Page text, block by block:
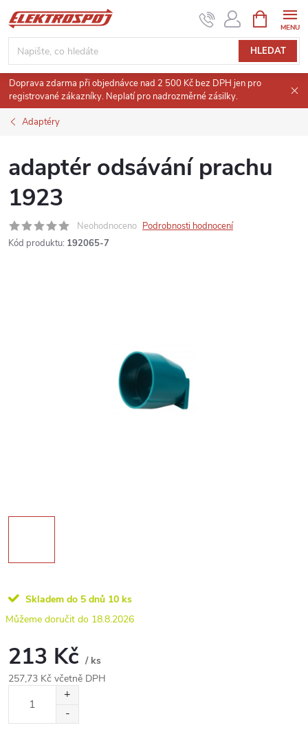
Přejít
na
obsah
HLEDAT
NÁKUPNÍ
KOŠÍK
Doprava zdarma při objednávce nad 2 500 Kč bez DPH jen pro
registrované zákazníky. Neplatí pro nadrozměrné zásilky.
Adaptéry
adaptér odsávání prachu
1923
Neohodnoceno Podrobnosti hodnocení
Kód produktu: 192065-7
Skladem do 5 dnů 10 ks
18.8.2026
213 Kč / ks
257,73 Kč včetně DPH